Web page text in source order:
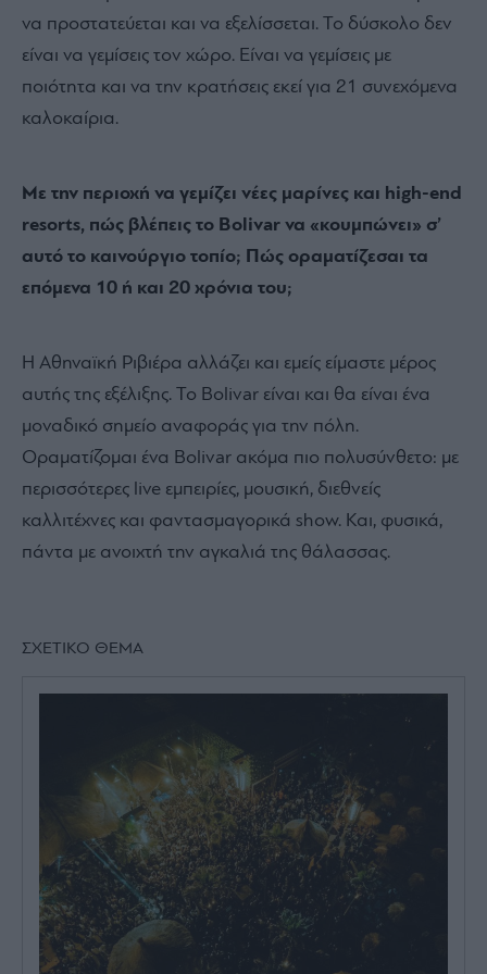
να προστατεύεται και να εξελίσσεται. Το δύσκολο δεν
είναι να γεμίσεις τον χώρο. Είναι να γεμίσεις με
ποιότητα και να την κρατήσεις εκεί για 21 συνεχόμενα
καλοκαίρια.
Με την περιοχή να γεμίζει νέες μαρίνες και high-end
resorts, πώς βλέπεις το Bolivar να «κουμπώνει» σ’
αυτό το καινούργιο τοπίο; Πώς οραματίζεσαι τα
επόμενα 10 ή και 20 χρόνια του;
Η Αθηναϊκή Ριβιέρα αλλάζει και εμείς είμαστε μέρος
αυτής της εξέλιξης. Το Bolivar είναι και θα είναι ένα
μοναδικό σημείο αναφοράς για την πόλη.
Οραματίζομαι ένα Bolivar ακόμα πιο πολυσύνθετο: με
περισσότερες live εμπειρίες, μουσική, διεθνείς
καλλιτέχνες και φαντασμαγορικά show. Και, φυσικά,
πάντα με ανοιχτή την αγκαλιά της θάλασσας.
ΣΧΕΤΙΚΟ ΘΕΜΑ